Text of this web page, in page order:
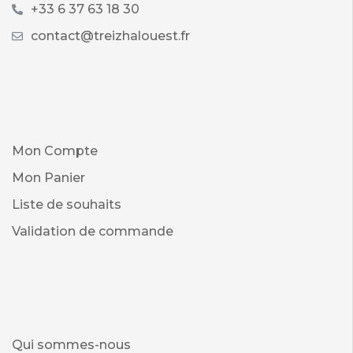
+33 6 37 63 18 30
contact@treizhalouest.fr
Mon Compte
Mon Panier
Liste de souhaits
Validation de commande
Qui sommes-nous